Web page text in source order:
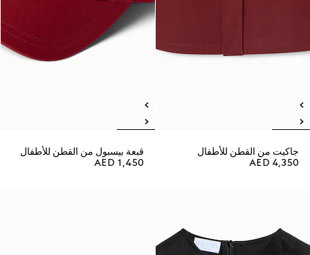
جاكيت من القطن للأطفال
AED 4,350
قبعة بيسبول من القطن للأطفال
AED 1,450